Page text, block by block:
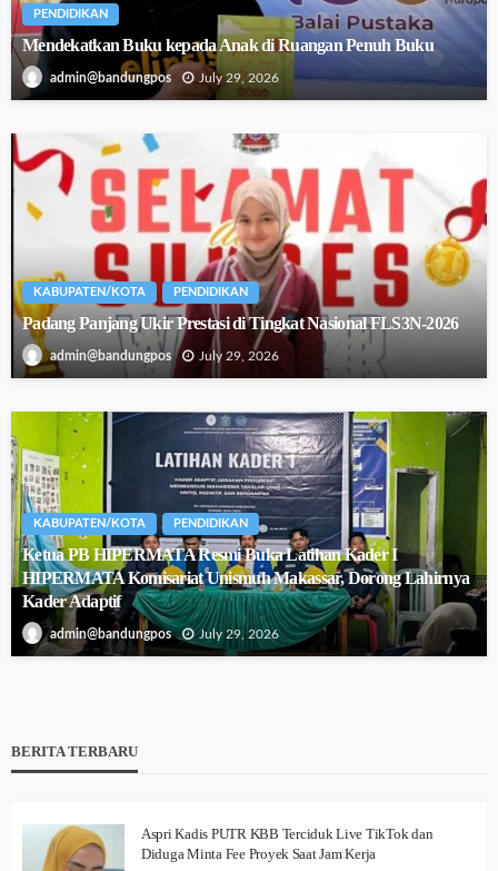
PENDIDIKAN
Mendekatkan Buku kepada Anak di Ruangan Penuh Buku
admin@bandungpos July 29, 2026
KABUPATEN/KOTA PENDIDIKAN
Padang Panjang Ukir Prestasi di Tingkat Nasional FLS3N-2026
admin@bandungpos July 29, 2026
KABUPATEN/KOTA PENDIDIKAN
Ketua PB HIPERMATA Resmi Buka Latihan Kader I
HIPERMATA Komisariat Unismuh Makassar, Dorong Lahirnya
Kader Adaptif
admin@bandungpos July 29, 2026
BERITA TERBARU
Aspri Kadis PUTR KBB Terciduk Live TikTok dan
Diduga Minta Fee Proyek Saat Jam Kerja